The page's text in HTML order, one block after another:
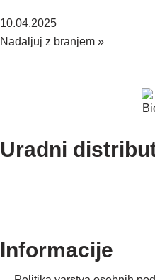
10.04.2025
Nadaljuj z branjem »
Uradni
Informacije